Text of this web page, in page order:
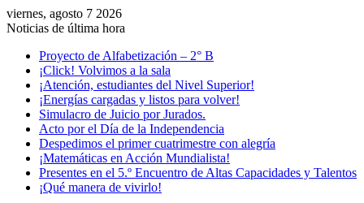
viernes, agosto 7 2026
Noticias de última hora
Proyecto de Alfabetización – 2° B
¡Click! Volvimos a la sala
¡Atención, estudiantes del Nivel Superior!
¡Energías cargadas y listos para volver!
Simulacro de Juicio por Jurados.
Acto por el Día de la Independencia
Despedimos el primer cuatrimestre con alegría
¡Matemáticas en Acción Mundialista!
Presentes en el 5.º Encuentro de Altas Capacidades y Talentos
¡Qué manera de vivirlo!